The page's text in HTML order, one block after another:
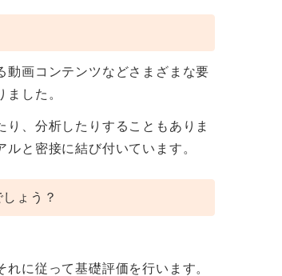
動画コンテンツなどさまざまな要
した。
、分析したりすることもありま
と密接に結び付いています。
ょう？
に従って基礎評価を行います。